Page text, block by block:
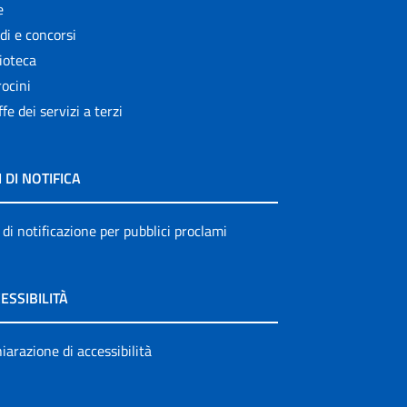
e concorsi
dei servizi a terzi
DI NOTIFICA
notificazione per pubblici proclami
di accessibilità